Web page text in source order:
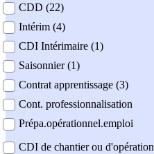
CDD (22)
Intérim (4)
CDI Intérimaire (1)
Saisonnier (1)
Contrat apprentissage (3)
Cont. professionnalisation
Prépa.opérationnel.emploi
CDI de chantier ou d'opération